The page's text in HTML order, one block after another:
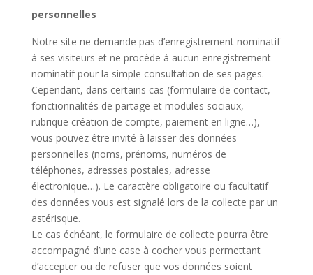
personnelles
Notre site ne demande pas d’enregistrement nominatif
à ses visiteurs et ne procède à aucun enregistrement
nominatif pour la simple consultation de ses pages.
Cependant, dans certains cas (formulaire de contact,
fonctionnalités de partage et modules sociaux,
rubrique création de compte, paiement en ligne…),
vous pouvez être invité à laisser des données
personnelles (noms, prénoms, numéros de
téléphones, adresses postales, adresse
électronique…). Le caractère obligatoire ou facultatif
des données vous est signalé lors de la collecte par un
astérisque.
Le cas échéant, le formulaire de collecte pourra être
accompagné d’une case à cocher vous permettant
d’accepter ou de refuser que vos données soient